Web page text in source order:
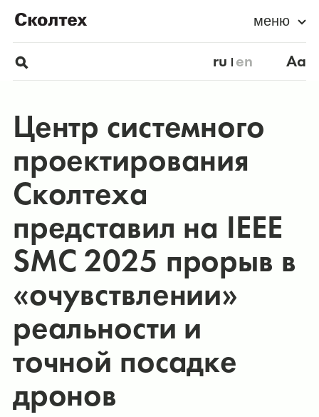
меню
ru en Aa
Центр системного
проектирования
Сколтеха
представил на IEEE
SMC 2025 прорыв в
«очувствлении»
реальности и
точной посадке
дронов